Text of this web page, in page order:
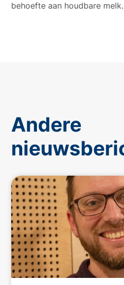
behoefte aan houdbare melk.
Andere